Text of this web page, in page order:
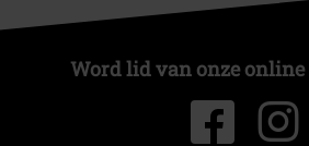
Word lid van onze